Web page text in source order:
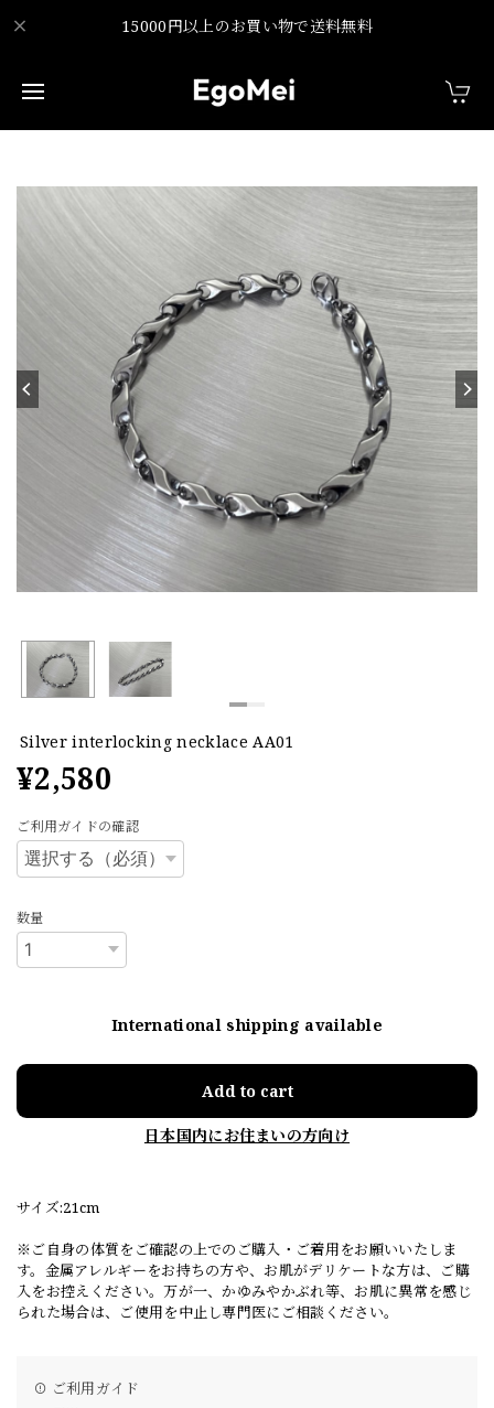
15000円以上のお買い物で送料無料
Silver interlocking necklace AA01
¥2,580
ご利用ガイドの確認
数量
International shipping available
Add to cart
日本国内にお住まいの方向け
サイズ:21cm
※ご自身の体質をご確認の上でのご購入・ご着用をお願いいたしま
す。金属アレルギーをお持ちの方や、お肌がデリケートな方は、ご購
入をお控えください。万が一、かゆみやかぶれ等、お肌に異常を感じ
られた場合は、ご使用を中止し専門医にご相談ください。
ご利用ガイド